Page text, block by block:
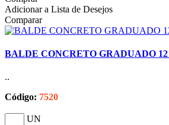
Adicionar a Lista de Desejos
Comparar
BALDE CONCRETO GRADUADO
..
Código: 7520
UN